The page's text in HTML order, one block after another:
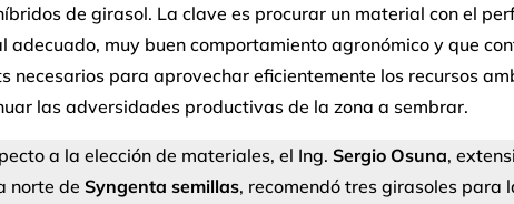
de girasol. La clave es procurar un material con el
adecuado, muy buen comportamiento agronómico y que
necesarios para aprovechar eficientemente los recursos
las adversidades productivas de la zona a sembrar.
a la elección de materiales, el Ing. Sergio Osuna,
norte de Syngenta semillas, recomendó tres girasoles para